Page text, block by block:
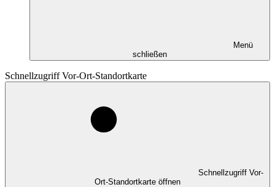
Menü
schließen
Schnellzugriff Vor-Ort-Standortkarte
Schnellzugriff Vor-
Ort-Standortkarte öffnen